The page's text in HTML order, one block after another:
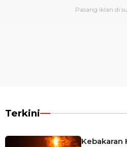
Terkini
Kebakaran